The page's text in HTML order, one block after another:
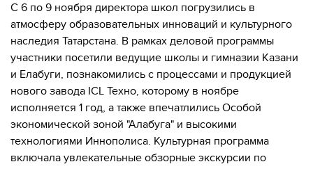
С 6 по 9 ноября директора школ погрузились в
атмосферу образовательных инноваций и культурного
наследия Татарстана. В рамках деловой программы
участники посетили ведущие школы и гимназии Казани
и Елабуги, познакомились с процессами и продукцией
нового завода ICL Техно, которому в ноябре
исполняется 1 год, а также впечатлились Особой
экономической зоной "Алабуга" и высокими
технологиями Иннополиса. Культурная программа
включала увлекательные обзорные экскурсии по